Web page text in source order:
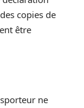
copies de
être
ne